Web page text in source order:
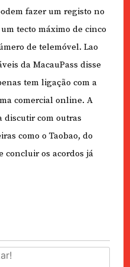
fazer um registo no
tecto máximo de cinco
de telemóvel. Lao
da MacauPass disse
tem ligação com a
comercial online. A
discutir com outras
como o Taobao, do
concluir os acordos já